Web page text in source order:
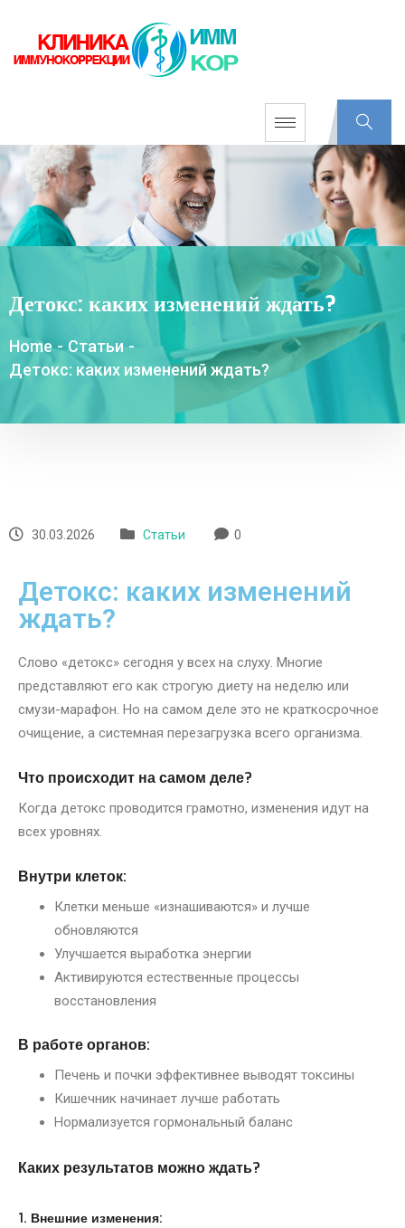
Детокс: каких изменений ждать?
Home - Статьи -
Детокс: каких изменений ждать?
30.03.2026 Статьи 0
Детокс: каких изменений
ждать?
Слово «детокс» сегодня у всех на слуху. Многие
представляют его как строгую диету на неделю или
смузи-марафон. Но на самом деле это не краткосрочное
очищение, а системная перезагрузка всего организма.
Что происходит на самом деле?
Когда детокс проводится грамотно, изменения идут на
всех уровнях.
Внутри клеток:
Клетки меньше «изнашиваются» и лучше
обновляются
Улучшается выработка энергии
Активируются естественные процессы
восстановления
В работе органов:
Печень и почки эффективнее выводят токсины
Кишечник начинает лучше работать
Нормализуется гормональный баланс
Каких результатов можно ждать?
1. Внешние изменения: